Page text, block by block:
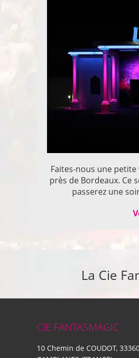
Faites-nous une petite
près de Bordeaux. Ce
passerez une
La Cie
CIE FANTASMAGIC
10 Chemin de COUDOT,